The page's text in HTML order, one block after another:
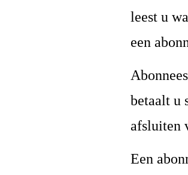
leest u
een
betaalt u
afsluiten
Een